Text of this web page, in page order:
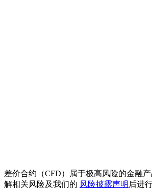
差价合约（CFD）属于极高风险的金融
解相关风险及我们的 风险披露声明 后进